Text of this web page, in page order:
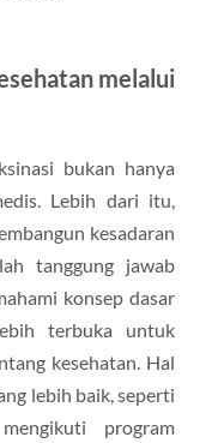
melalui
bukan hanya
Lebih dari itu,
kesadaran
tanggung jawab
konsep dasar
terbuka untuk
kesehatan. Hal
lebih baik, seperti
program